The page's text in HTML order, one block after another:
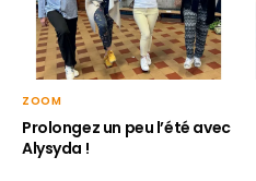
ZOOM
Prolongez un peu l’été avec
Alysyda !